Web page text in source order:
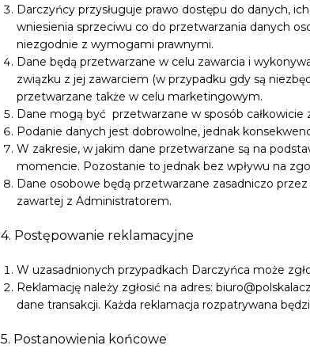
Darczyńcy przysługuje prawo dostępu do danych,
wniesienia sprzeciwu co do przetwarzania danych
niezgodnie z wymogami prawnymi.
Dane będą przetwarzane w celu zawarcia i
związku z jej zawarciem (w przypadku gdy są
przetwarzane także w celu marketingowym.
Dane mogą być przetwarzane w sposób
Podanie danych jest dobrowolne, jednak
W zakresie, w jakim dane przetwarzane są na
momencie. Pozostanie to jednak bez wpływu na
Dane osobowe będą przetwarzane zasadniczo
zawartej z Administratorem.
4. Postępowanie reklamacyjne
W uzasadnionych przypadkach Darczyńca może
Reklamację należy zgłosić na adres:
dane transakcji. Każda reklamacja rozpatrywana
5. Postanowienia końcowe